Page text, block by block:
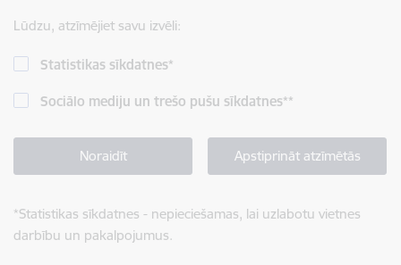
Lūdzu, atzīmējiet savu izvēli:
Statistikas sīkdatnes*
Sociālo mediju un trešo pušu sīkdatnes**
Noraidīt Apstiprināt atzīmētās
*Statistikas sīkdatnes - nepieciešamas, lai uzlabotu vietnes
darbību un pakalpojumus.